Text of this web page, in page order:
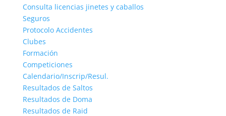
Consulta licencias jinetes y caballos
Seguros
Protocolo Accidentes
Clubes
Formación
Competiciones
Calendario/Inscrip/Resul.
Resultados de Saltos
Resultados de Doma
Resultados de Raid